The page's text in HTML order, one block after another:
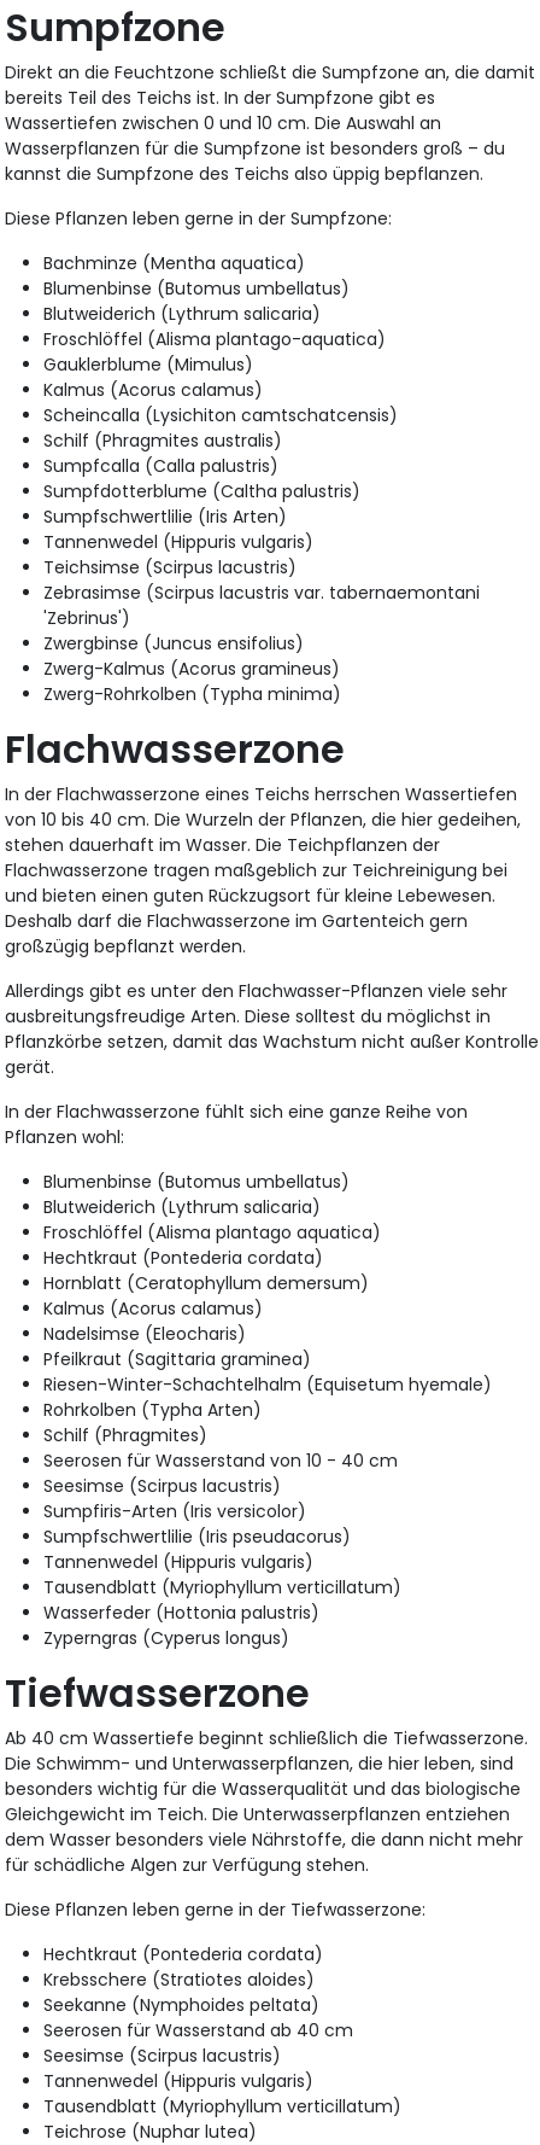
Sumpfzone
Direkt an die Feuchtzone schließt die Sumpfzone an, die damit
bereits Teil des Teichs ist. In der Sumpfzone gibt es
Wassertiefen zwischen 0 und 10 cm. Die Auswahl an
Wasserpflanzen für die Sumpfzone ist besonders groß – du
kannst die Sumpfzone des Teichs also üppig bepflanzen.
Diese Pflanzen leben gerne in der Sumpfzone:
Bachminze (Mentha aquatica)
Blumenbinse (Butomus umbellatus)
Blutweiderich (Lythrum salicaria)
Froschlöffel (Alisma plantago-aquatica)
Gauklerblume (Mimulus)
Kalmus (Acorus calamus)
Scheincalla (Lysichiton camtschatcensis)
Schilf (Phragmites australis)
Sumpfcalla (Calla palustris)
Sumpfdotterblume (Caltha palustris)
Sumpfschwertlilie (Iris Arten)
Tannenwedel (Hippuris vulgaris)
Teichsimse (Scirpus lacustris)
Zebrasimse (Scirpus lacustris var. tabernaemontani
'Zebrinus')
Zwergbinse (Juncus ensifolius)
Zwerg-Kalmus (Acorus gramineus)
Zwerg-Rohrkolben (Typha minima)
Flachwasserzone
In der Flachwasserzone eines Teichs herrschen Wassertiefen
von 10 bis 40 cm. Die Wurzeln der Pflanzen, die hier gedeihen,
stehen dauerhaft im Wasser. Die Teichpflanzen der
Flachwasserzone tragen maßgeblich zur Teichreinigung bei
und bieten einen guten Rückzugsort für kleine Lebewesen.
Deshalb darf die Flachwasserzone im Gartenteich gern
großzügig bepflanzt werden.
Allerdings gibt es unter den Flachwasser-Pflanzen viele sehr
ausbreitungsfreudige Arten. Diese solltest du möglichst in
Pflanzkörbe setzen, damit das Wachstum nicht außer Kontrolle
gerät.
In der Flachwasserzone fühlt sich eine ganze Reihe von
Pflanzen wohl:
Blumenbinse (Butomus umbellatus)
Blutweiderich (Lythrum salicaria)
Froschlöffel (Alisma plantago aquatica)
Hechtkraut (Pontederia cordata)
Hornblatt (Ceratophyllum demersum)
Kalmus (Acorus calamus)
Nadelsimse (Eleocharis)
Pfeilkraut (Sagittaria graminea)
Riesen-Winter-Schachtelhalm (Equisetum hyemale)
Rohrkolben (Typha Arten)
Schilf (Phragmites)
Seerosen für Wasserstand von 10 - 40 cm
Seesimse (Scirpus lacustris)
Sumpfiris-Arten (Iris versicolor)
Sumpfschwertlilie (Iris pseudacorus)
Tannenwedel (Hippuris vulgaris)
Tausendblatt (Myriophyllum verticillatum)
Wasserfeder (Hottonia palustris)
Zyperngras (Cyperus longus)
Tiefwasserzone
Ab 40 cm Wassertiefe beginnt schließlich die Tiefwasserzone.
Die Schwimm- und Unterwasserpflanzen, die hier leben, sind
besonders wichtig für die Wasserqualität und das biologische
Gleichgewicht im Teich. Die Unterwasserpflanzen entziehen
dem Wasser besonders viele Nährstoffe, die dann nicht mehr
für schädliche Algen zur Verfügung stehen.
Diese Pflanzen leben gerne in der Tiefwasserzone:
Hechtkraut (Pontederia cordata)
Krebsschere (Stratiotes aloides)
Seekanne (Nymphoides peltata)
Seerosen für Wasserstand ab 40 cm
Seesimse (Scirpus lacustris)
Tannenwedel (Hippuris vulgaris)
Tausendblatt (Myriophyllum verticillatum)
Teichrose (Nuphar lutea)